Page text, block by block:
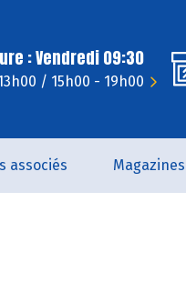
: Vendredi 09:30
/ 15h00 - 19h00
associés Magazines